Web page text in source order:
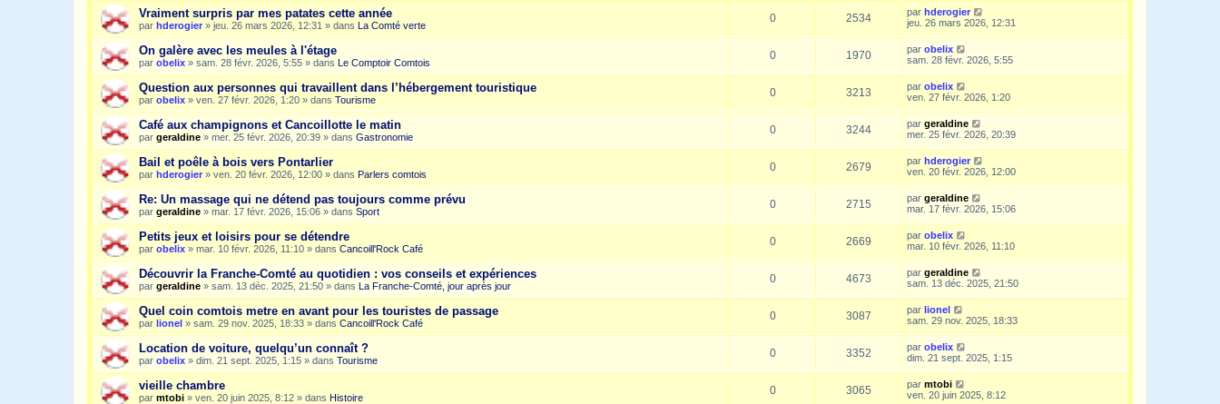
Vraiment surpris par mes patates cette année
par hderogier » jeu. 26 mars 2026, 12:31 » dans La Comté verte
0 2534 par hderogier
jeu. 26 mars 2026, 12:31
On galère avec les meules à l'étage
par obelix » sam. 28 févr. 2026, 5:55 » dans Le Comptoir Comtois
0 1970 par obelix
sam. 28 févr. 2026, 5:55
Question aux personnes qui travaillent dans l’hébergement touristique
par obelix » ven. 27 févr. 2026, 1:20 » dans Tourisme
0 3213 par obelix
ven. 27 févr. 2026, 1:20
Café aux champignons et Cancoillotte le matin
par geraldine » mer. 25 févr. 2026, 20:39 » dans Gastronomie
0 3244 par geraldine
mer. 25 févr. 2026, 20:39
Bail et poêle à bois vers Pontarlier
par hderogier » ven. 20 févr. 2026, 12:00 » dans Parlers comtois
0 2679 par hderogier
ven. 20 févr. 2026, 12:00
Re: Un massage qui ne détend pas toujours comme prévu
par geraldine » mar. 17 févr. 2026, 15:06 » dans Sport
0 2715 par geraldine
mar. 17 févr. 2026, 15:06
Petits jeux et loisirs pour se détendre
par obelix » mar. 10 févr. 2026, 11:10 » dans Cancoill'Rock Café
0 2669 par obelix
mar. 10 févr. 2026, 11:10
Découvrir la Franche-Comté au quotidien : vos conseils et expériences
par geraldine » sam. 13 déc. 2025, 21:50 » dans La Franche-Comté, jour après jour
0 4673 par geraldine
sam. 13 déc. 2025, 21:50
Quel coin comtois metre en avant pour les touristes de passage
par lionel » sam. 29 nov. 2025, 18:33 » dans Cancoill'Rock Café
0 3087 par lionel
sam. 29 nov. 2025, 18:33
Location de voiture, quelqu’un connaît ?
par obelix » dim. 21 sept. 2025, 1:15 » dans Tourisme
0 3352 par obelix
dim. 21 sept. 2025, 1:15
vieille chambre
par mtobi » ven. 20 juin 2025, 8:12 » dans Histoire
0 3065 par mtobi
ven. 20 juin 2025, 8:12